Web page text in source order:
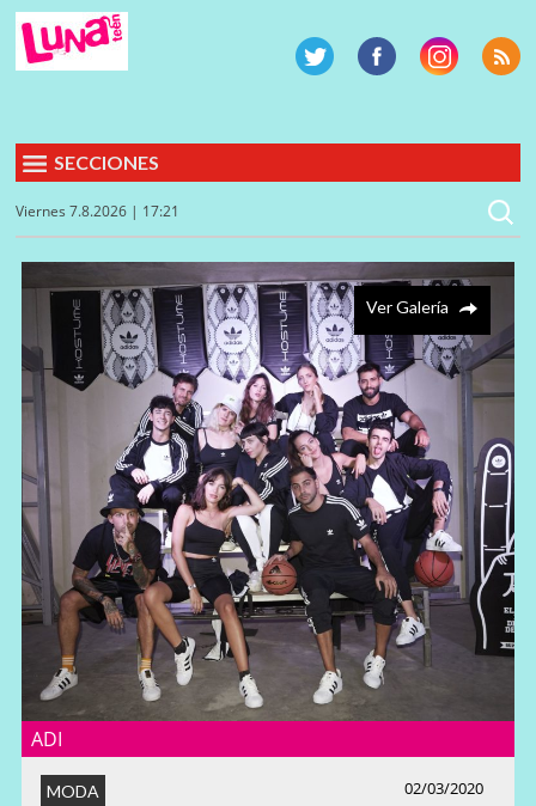
SECCIONES
Viernes 7.8.2026 | 17:21
Ver Galería
ADI
02/03/2020
MODA